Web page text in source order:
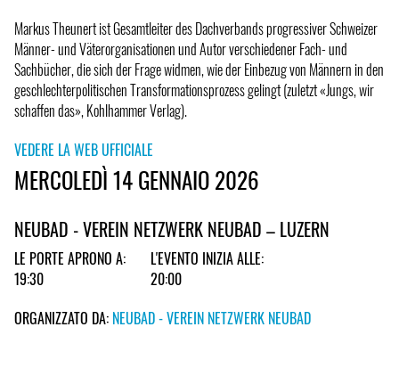
Markus Theunert ist Gesamtleiter des Dachverbands progressiver Schweizer
Männer- und Väterorganisationen und Autor verschiedener Fach- und
Sachbücher, die sich der Frage widmen, wie der Einbezug von Männern in den
geschlechterpolitischen Transformationsprozess gelingt (zuletzt «Jungs, wir
schaffen das», Kohlhammer Verlag).
VEDERE LA WEB UFFICIALE
MERCOLEDÌ 14 GENNAIO 2026
NEUBAD - VEREIN NETZWERK NEUBAD – LUZERN
LE PORTE APRONO A:
19:30
L'EVENTO INIZIA ALLE:
20:00
ORGANIZZATO DA: NEUBAD - VEREIN NETZWERK NEUBAD